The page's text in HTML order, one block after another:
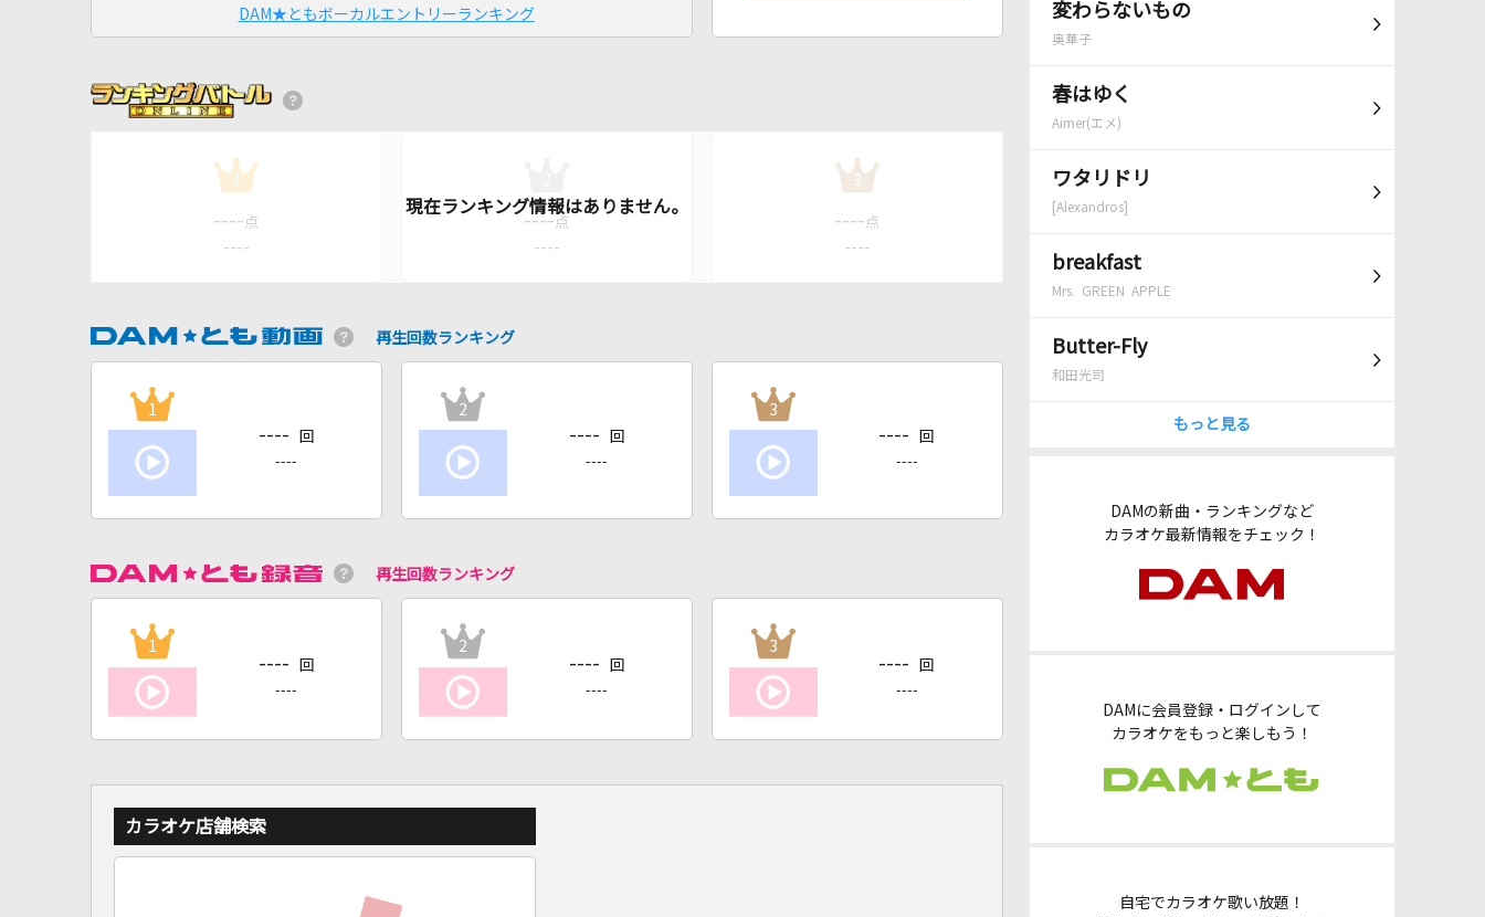
変わらないもの
奥華子
春はゆく
Aimer(エメ)
ワタリドリ
[Alexandros]
breakfast
Mrs. GREEN APPLE
Butter-Fly
和田光司
もっと見る
DAMの新曲・ランキングなど
カラオケ最新情報をチェック！
DAMに会員登録・ログインして
カラオケをもっと楽しもう！
自宅でカラオケ歌い放題！
DAM★ともボーカルエントリーランキング
1
---- 点
----
---- 点
----
3
---- 点
----
再生回数ランキング
1
---- 回
----
2
---- 回
----
3
---- 回
----
再生回数ランキング
1
---- 回
----
2
---- 回
----
3
---- 回
----
カラオケ店舗検索